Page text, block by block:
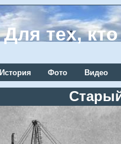
Для тех,
История Фото Видео